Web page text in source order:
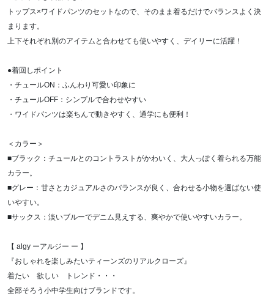
トップス×ワイドパンツのセットなので、そのまま着るだけでバランスよく決
まります。
上下それぞれ別のアイテムと合わせても使いやすく、デイリーに活躍！
●着回しポイント
・チュールON：ふんわり可愛い印象に
・チュールOFF：シンプルで合わせやすい
・ワイドパンツは楽ちんで動きやすく、通学にも便利！
＜カラー＞
■ブラック：チュールとのコントラストがかわいく、大人っぽく着られる万能
カラー。
■グレー：甘さとカジュアルさのバランスが良く、合わせる小物を選ばない使
いやすい。
■サックス：淡いブルーでデニム見えする、爽やかで使いやすいカラー。
【 algy ーアルジー ー 】
『おしゃれを楽しみたいティーンズのリアルクローズ』
着たい 欲しい トレンド・・・
全部そろう小中学生向けブランドです。